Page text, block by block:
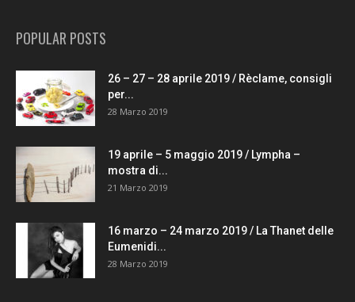
POPULAR POSTS
26 – 27 – 28 aprile 2019 / Rèclame, consigli
per...
28 Marzo 2019
19 aprile – 5 maggio 2019 / Lympha –
mostra di...
21 Marzo 2019
16 marzo – 24 marzo 2019 / La Thanet delle
Eumenidi...
28 Marzo 2019